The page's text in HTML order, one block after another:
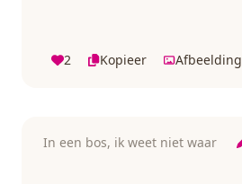
2 Kopieer Afbeelding
In een bos, ik weet niet waar